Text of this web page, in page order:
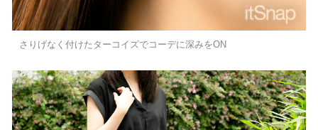
さりげなく付けたターコイズでコーデに深みをON